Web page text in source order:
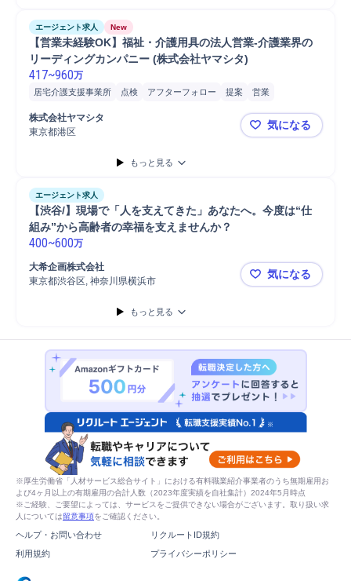
エージェント求人 New
【営業未経験OK】福祉・介護用具の法人営業-介護業界の
リーディングカンパニー (株式会社ヤマシタ)
417~960万
居宅介護支援事業所 点検 アフターフォロー 提案
営業
コンサルティング業務
株式会社ヤマシタ
東京都港区
【営業未経
気になる
もっと見る
エージェント求人
【渋谷/】現場で「人を支えてきた」あなたへ。今度は“仕
組み”から高齢者の幸福を支えませんか？
400~600万
大希企画株式会社
東京都渋谷区, 神奈川県横浜市
【渋谷/】現
気になる
もっと見る
※厚生労働省「人材サービス総合サイト」における有料職業紹介事業者のうち無期雇用お
よび4ヶ月以上の有期雇用の合計人数（2023年度実績を自社集計）2024年5月時点
※ご経験、ご要望によっては、サービスをご提供できない場合がございます。取り扱い求
人については留意事項をご確認ください。
ヘルプ・お問い合わせ
リクルートID規約
利用規約
プライバシーポリシー